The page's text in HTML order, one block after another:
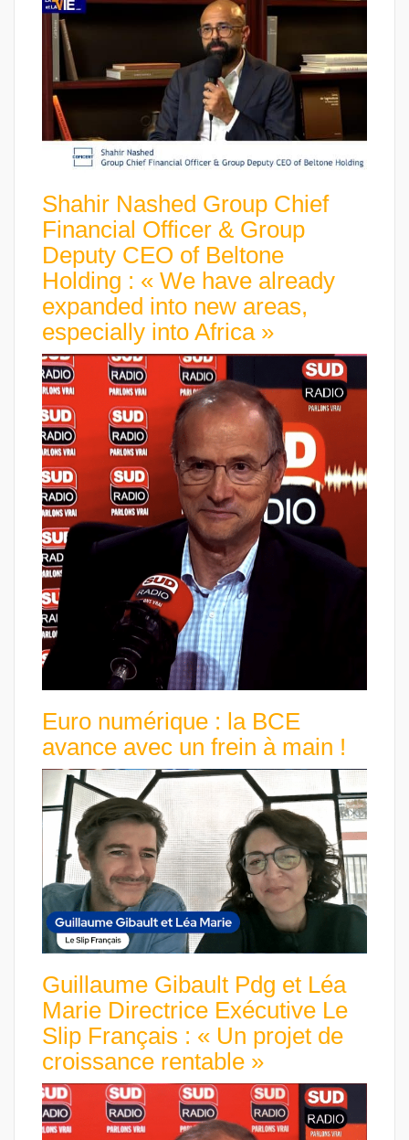
Shahir Nashed Group Chief
Financial Officer & Group
Deputy CEO of Beltone
Holding : « We have already
expanded into new areas,
especially into Africa »
Euro numérique : la BCE
avance avec un frein à main !
Guillaume Gibault Pdg et Léa
Marie Directrice Exécutive Le
Slip Français : « Un projet de
croissance rentable »